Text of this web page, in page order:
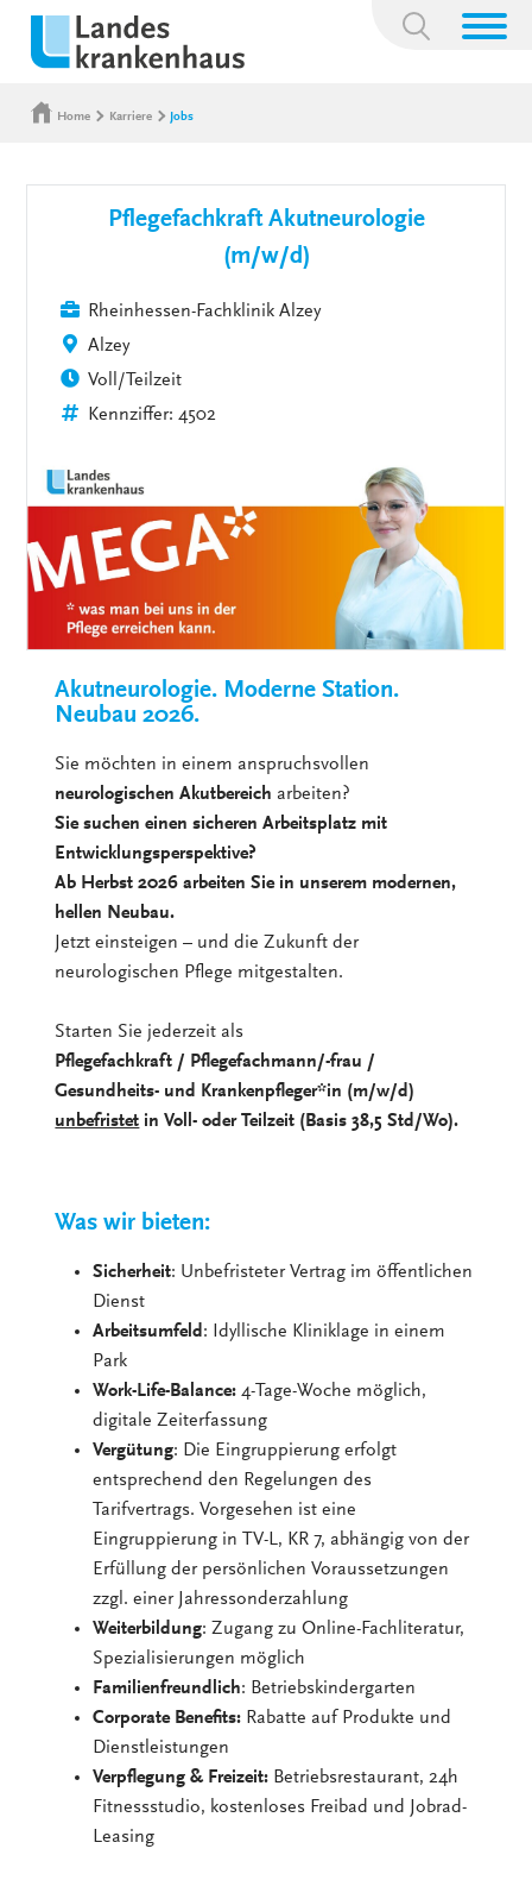
Suchbegriff:
Home Karriere Jobs
Pflegefachkraft Akutneurologie
(m/w/d)
Rheinhessen-Fachklinik Alzey
Alzey
Voll/Teilzeit
Kennziffer: 4502
Akutneurologie. Moderne Station.
Neubau 2026.
Sie möchten in einem anspruchsvollen
neurologischen Akutbereich arbeiten?
Sie suchen einen sicheren Arbeitsplatz mit
Entwicklungsperspektive?
Ab Herbst 2026 arbeiten Sie in unserem modernen,
hellen Neubau.
Jetzt einsteigen – und die Zukunft der
neurologischen Pflege mitgestalten.
Starten Sie jederzeit als
Pflegefachkraft / Pflegefachmann/-frau /
Gesundheits- und Krankenpfleger*in (m/w/d)
unbefristet in Voll- oder Teilzeit (Basis 38,5 Std/Wo).
Was wir bieten:
Sicherheit: Unbefristeter Vertrag im öffentlichen
Dienst
Arbeitsumfeld: Idyllische Kliniklage in einem
Park
Work-Life-Balance: 4-Tage-Woche möglich,
digitale Zeiterfassung
Vergütung: Die Eingruppierung erfolgt
entsprechend den Regelungen des
Tarifvertrags. Vorgesehen ist eine
Eingruppierung in TV-L, KR 7, abhängig von der
Erfüllung der persönlichen Voraussetzungen
zzgl. einer Jahressonderzahlung
Weiterbildung: Zugang zu Online-Fachliteratur,
Spezialisierungen möglich
Familienfreundlich: Betriebskindergarten
Corporate Benefits: Rabatte auf Produkte und
Dienstleistungen
Verpflegung & Freizeit: Betriebsrestaurant, 24h
Fitnessstudio, kostenloses Freibad und Jobrad-
Leasing